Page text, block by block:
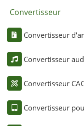
Convertisseur
Convertisseur
Convertisseur
Convertisseur
Convertisseur